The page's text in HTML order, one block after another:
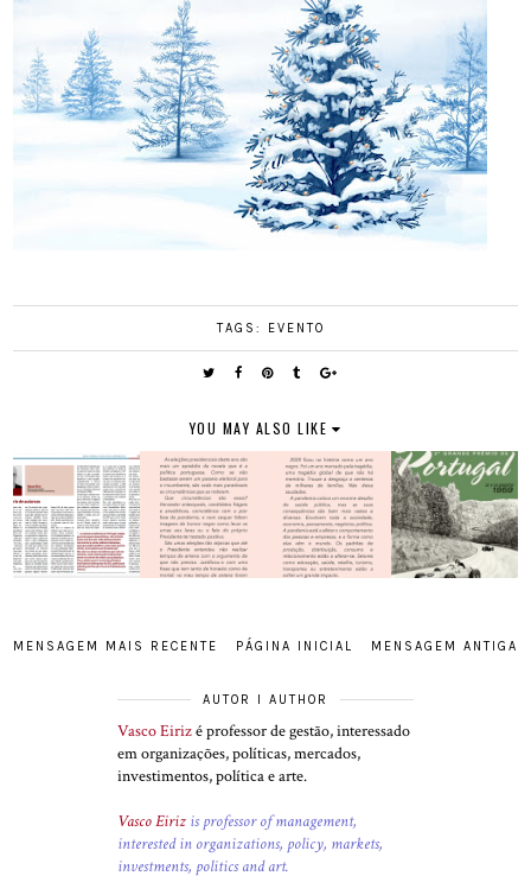
TAGS: EVENTO
YOU MAY ALSO LIKE
MENSAGEM MAIS RECENTE MENSAGEM ANTIGA
PÁGINA INICIAL
AUTOR I AUTHOR
Vasco Eirizé professor de gestão, interessado
em organizações, políticas, mercados,
investimentos, política e arte.
Vasco Eiriz is professor of management,
interested in organizations, policy, markets,
investments, politics and art.